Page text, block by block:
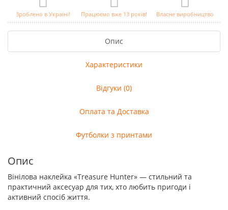
Зроблено в Україні! Працюємо вже 13 років! Власне виробництво
Опис
Характеристики
Відгуки (0)
Оплата та Доставка
Футболки з принтами
Опис
Вінілова наклейка «Treasure Hunter» — стильний та
практичний аксесуар для тих, хто любить пригоди і
активний спосіб життя.